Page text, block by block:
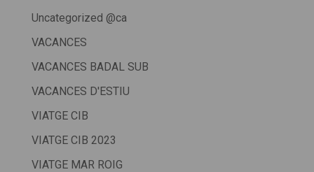
Uncategorized @ca
VACANCES
VACANCES BADAL SUB
VACANCES D'ESTIU
VIATGE CIB
VIATGE CIB 2023
VIATGE MAR ROIG